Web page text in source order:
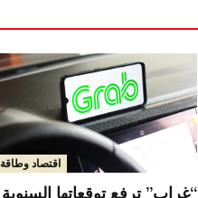
اقتصاد وطاقة
“غراب” ترفع توقعاتها السنوية